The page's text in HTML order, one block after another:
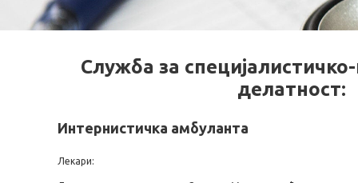
Служба за
делатност:
Интернистичка амбуланта
Лекари: